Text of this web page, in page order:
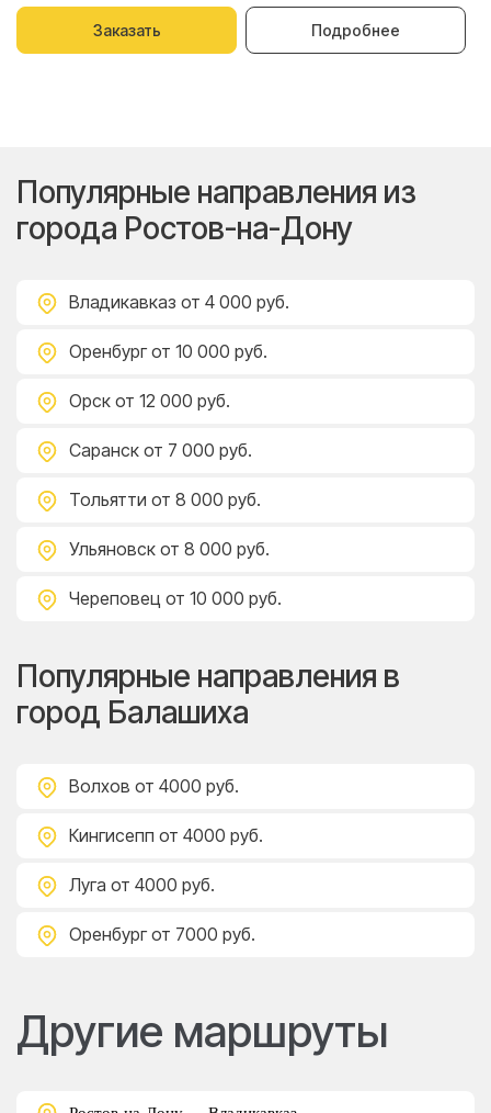
Заказать Подробнее
Популярные направления из
города Ростов-на-Дону
Владикавказ от 4 000 руб.
Оренбург от 10 000 руб.
Орск от 12 000 руб.
Саранск от 7 000 руб.
Тольятти от 8 000 руб.
Ульяновск от 8 000 руб.
Череповец от 10 000 руб.
Популярные направления в
город Балашиха
Волхов от 4000 руб.
Кингисепп от 4000 руб.
Луга от 4000 руб.
Оренбург от 7000 руб.
Другие маршруты